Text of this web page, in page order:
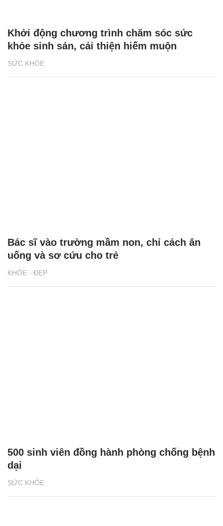
SỨC KHỎE
Khởi động chương trình chăm sóc sức
khỏe sinh sản, cải thiện hiếm muộn
KHỎE - ĐẸP
Bác sĩ vào trường mầm non, chỉ cách ăn
uống và sơ cứu cho trẻ
SỨC KHỎE
500 sinh viên đồng hành phòng chống bệnh
dại